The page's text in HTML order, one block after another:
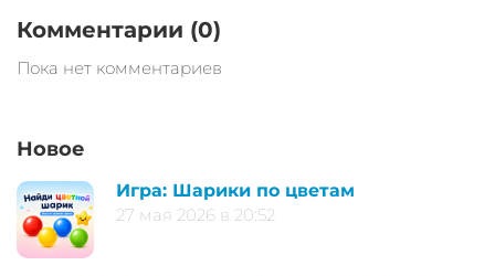
Комментарии (0)
Пока нет комментариев
Новое
Игра: Шарики по цветам
27 мая 2026 в 20:52